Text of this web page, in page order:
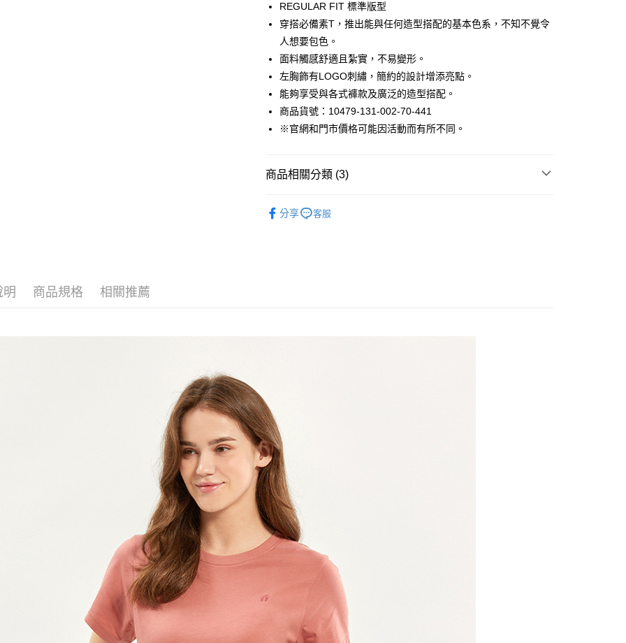
街口支付
悠遊付
Google Pay
貨到付款
運送方式
免運費
免運費
REGULAR FIT 標準版型
穿搭必備素T，推出能與任何造型搭配的基本色系，不知不覺令
人想要包色。
面料觸感舒適且紮實，不易變形。
左胸飾有LOGO刺繡，簡約的設計增添亮點。
能夠享受與各式褲款及廣泛的造型搭配。
商品貨號：10479-131-002-70-441
※官網和門市價格可能因活動而有所不同。
商品相關分類 (3)
分享 客服
明 商品規格 相關推薦